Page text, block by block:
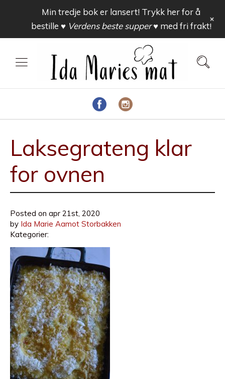
Laksegrateng klar
for ovnen
Posted on apr 21st, 2020
by Ida Marie Aamot Storbakken
Kategorier:
Min tredje bok er lansert! Trykk her for å
bestille ♥ Verdens beste supper ♥med fri frakt!
+